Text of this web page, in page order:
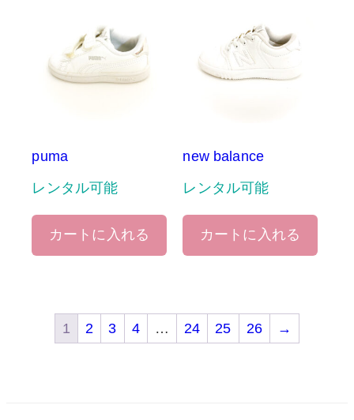
puma
レンタル可能
カートに入れる
new balance
レンタル可能
カートに入れる
1 2 3 4 … 24 25 26 →